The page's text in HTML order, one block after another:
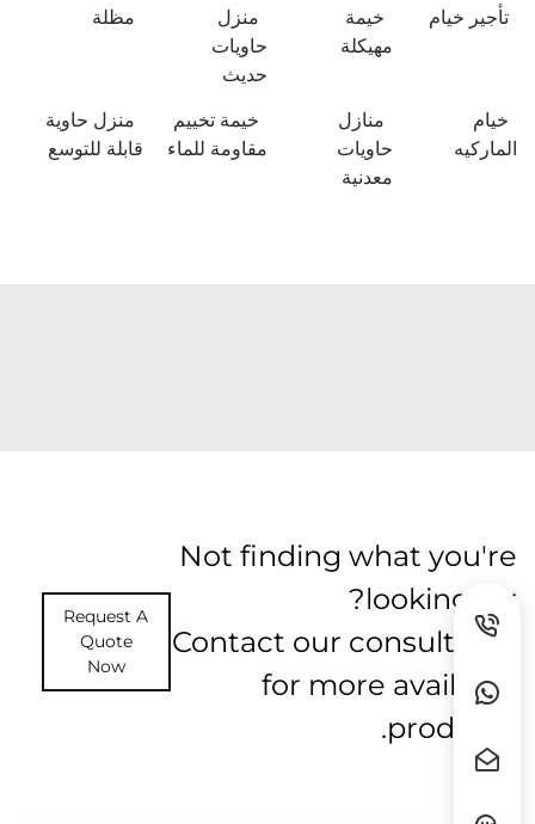
تأجير خيام
خيمة
مهيكلة
منزل
حاويات
حديث
مظلة
خيام
الماركيه
منازل
حاويات
معدنية
خيمة تخييم
مقاومة للماء
منزل حاوية
قابلة للتوسع
Not finding what you're
looking for?
Contact our consultants
for more available
products.
Request A
Quote
Now